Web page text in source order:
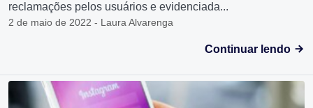
reclamações pelos usuários e evidenciada...
2 de maio de 2022 - Laura Alvarenga
Continuar lendo